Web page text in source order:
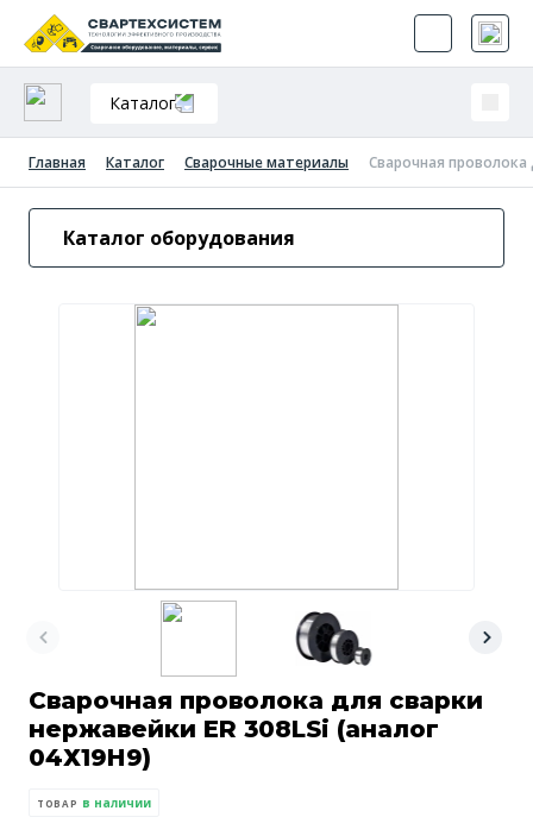
Каталог
Главная Каталог Сварочные материалы Сварочная проволока
Каталог оборудования
Сварочная проволока для сварки
нержавейки ER 308LSi (аналог
04Х19Н9)
ТОВАР в наличии